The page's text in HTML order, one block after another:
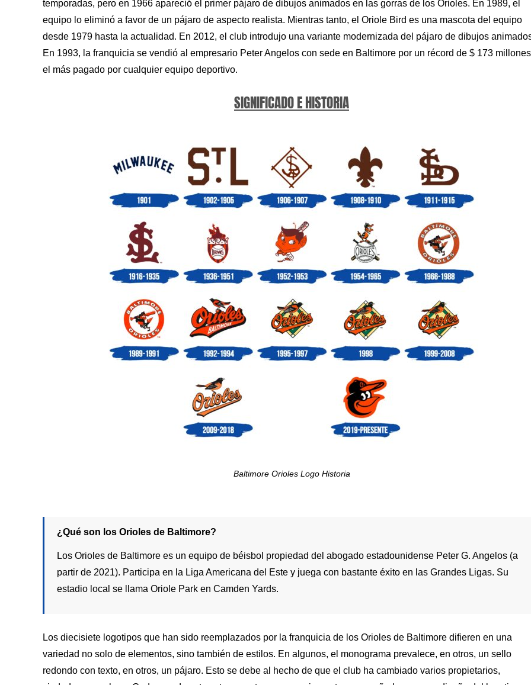
temporadas, pero en 1966 apareció el primer pájaro de dibujos animados en las gorras de los Orioles. En 1989, el
equipo lo eliminó a favor de un pájaro de aspecto realista. Mientras tanto, el Oriole Bird es una mascota del equipo
desde 1979 hasta la actualidad. En 2012, el club introdujo una variante modernizada del pájaro de dibujos
En 1993, la franquicia se vendió al empresario Peter Angelos con sede en Baltimore por un récord de $ 173
el más pagado por cualquier equipo deportivo.
SIGNIFICADO E HISTORIA
Baltimore Orioles Logo Historia
¿Qué son los Orioles de Baltimore?
Los Orioles de Baltimore es un equipo de béisbol propiedad del abogado estadounidense Peter G. Angelos (a
partir de 2021). Participa en la Liga Americana del Este y juega con bastante éxito en las Grandes Ligas. Su
estadio local se llama Oriole Park en Camden Yards.
Los diecisiete logotipos que han sido reemplazados por la franquicia de los Orioles de Baltimore difieren en una
variedad no solo de elementos, sino también de estilos. En algunos, el monograma prevalece, en otros, un sello
redondo con texto, en otros, un pájaro. Esto se debe al hecho de que el club ha cambiado varios propietarios,